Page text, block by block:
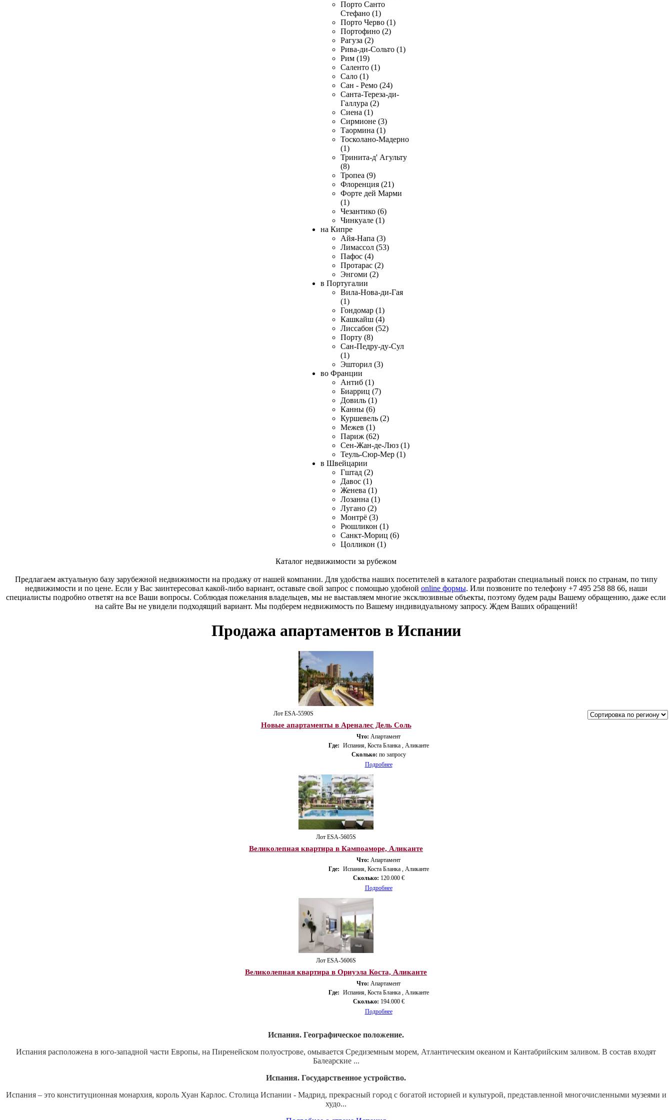
Порто Санто
Стефано (1)
Порто Черво (1)
Портофино (2)
Рагуза (2)
Рива-ди-Сольто (1)
Рим (19)
Саленто (1)
Сало (1)
Сан - Ремо (24)
Санта-Тереза-ди-
Галлура (2)
Сиена (1)
Сирмионе (3)
Таормина (1)
Тосколано-Мадерно
(1)
Тринита-д' Агульту
(8)
Тропеа (9)
Флоренция (21)
Форте дей Марми
(1)
Чезантико (6)
Чинкуале (1)
на Кипре
Айя-Напа (3)
Лимассол (53)
Пафос (4)
Протарас (2)
Энгоми (2)
в Португалии
Вила-Нова-ди-Гая
(1)
Гондомар (1)
Кашкайш (4)
Лиссабон (52)
Порту (8)
Сан-Педру-ду-Сул
(1)
Эшторил (3)
во Франции
Антиб (1)
Биарриц (7)
Довиль (1)
Канны (6)
Куршевель (2)
Межев (1)
Париж (62)
Сен-Жан-де-Люз (1)
Теуль-Сюр-Мер (1)
в Швейцарии
Гштад (2)
Давос (1)
Женева (1)
Лозанна (1)
Лугано (2)
Монтрё (3)
Рюшликон (1)
Санкт-Мориц (6)
Цолликон (1)
Каталог недвижимости за рубежом
Предлагаем актуальную базу зарубежной недвижимости на продажу от нашей компании. Для удобства наших посетителей в каталоге разработан специальный поиск по странам, по типу
недвижимости и по цене. Если у Вас заинтересовал какой-либо вариант, оставьте свой запрос с помощью удобной online формы. Или позвоните по телефону +7 495 258 88 66, наши
специалисты подробно ответят на все Ваши вопросы. Соблюдая пожелания владельцев, мы не выставляем многие эксклюзивные объекты, поэтому будем рады Вашему обращению, даже если
на сайте Вы не увидели подходящий вариант. Мы подберем недвижимость по Вашему индивидуальному запросу. Ждем Ваших обращений!
Продажа апартаментов в Испании
Лот ESA-5590S
Новые апартаменты в Ареналес Дель Соль
Что: Апартамент
Где: Испания, Коста Бланка , Аликанте
Сколько: по запросу
Подробнее
Лот ESA-5605S
Великолепная квартира в Кампоаморе, Аликанте
Что: Апартамент
Где: Испания, Коста Бланка , Аликанте
Сколько: 120.000 €
Подробнее
Лот ESA-5606S
Великолепная квартира в Ориуэла Коста, Аликанте
Что: Апартамент
Где: Испания, Коста Бланка , Аликанте
Сколько: 194.000 €
Подробнее
Испания. Географическое положение.
Испания расположена в юго-западной части Европы, на Пиренейском полуострове, омывается Средиземным морем, Атлантическим океаном и Кантабрийским заливом. В состав входят
Балеарские ...
Испания. Государственное устройство.
Испания – это конституционная монархия, король Хуан Карлос. Столица Испании - Мадрид, прекрасный город с богатой историей и культурой, представленной многочисленными музеями и
худо...